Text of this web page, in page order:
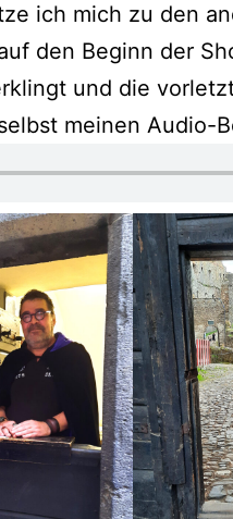
ich mich zu den
den Beginn der
und die
meinen Audio-